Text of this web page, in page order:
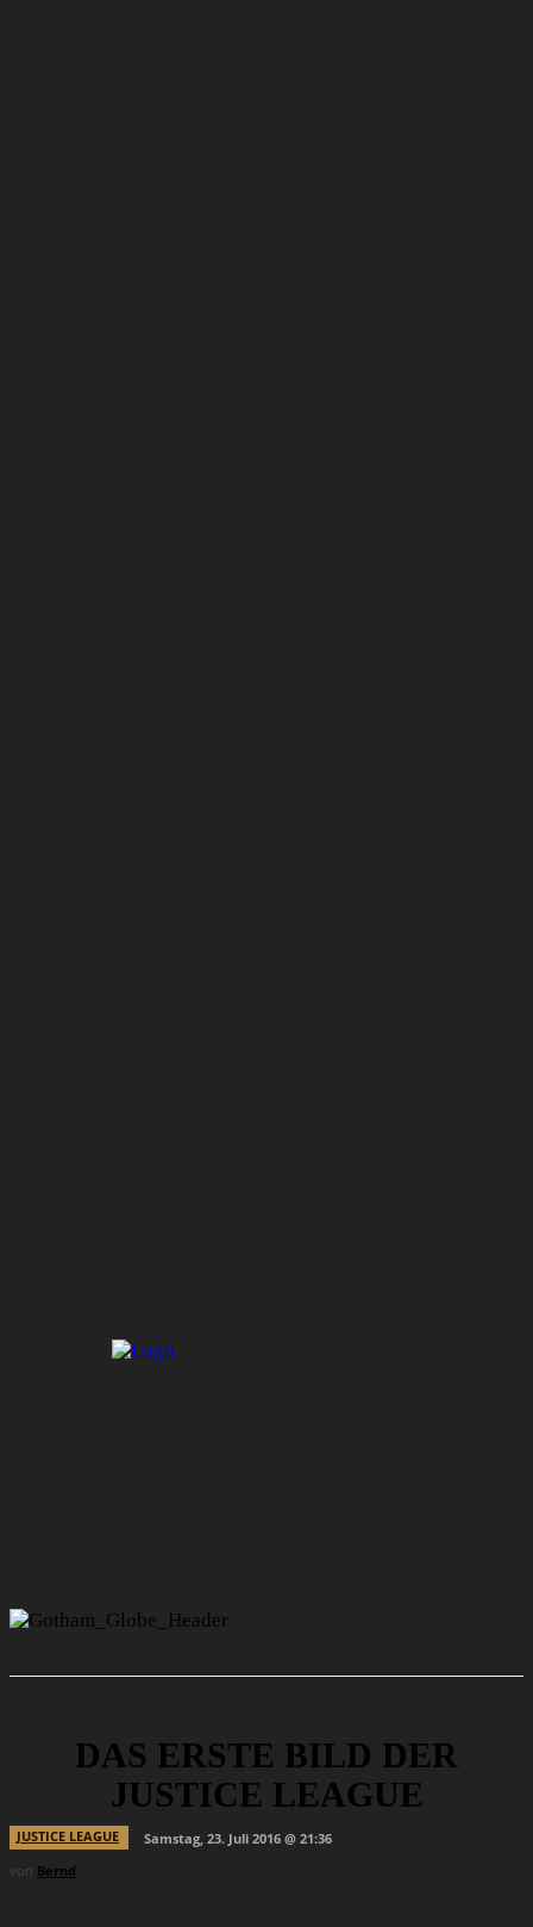
DAS ERSTE BILD DER
JUSTICE LEAGUE
JUSTICE LEAGUE
Samstag, 23. Juli 2016 @ 21:36
von Bernd